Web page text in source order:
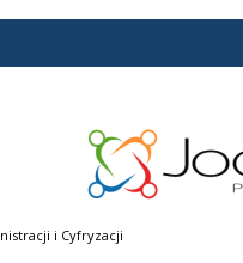
i Cyfryzacji